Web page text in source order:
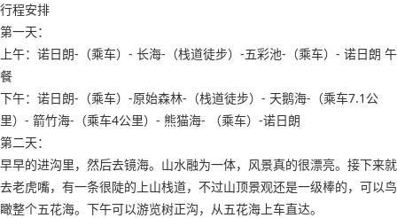
行程安排
第一天：
上午：诺日朗-（乘车）- 长海-（栈道徒步）-五彩池-（乘车）- 诺日朗 午
餐
下午：诺日朗-（乘车）-原始森林-（栈道徒步）- 天鹅海-（乘车7.1公
里）- 箭竹海-（乘车4公里）- 熊猫海- （乘车）-诺日朗
第二天：
早早的进沟里，然后去镜海。山水融为一体，风景真的很漂亮。接下来就
去老虎嘴，有一条很陡的上山栈道，不过山顶景观还是一级棒的，可以鸟
瞰整个五花海。下午可以游览树正沟，从五花海上车直达。